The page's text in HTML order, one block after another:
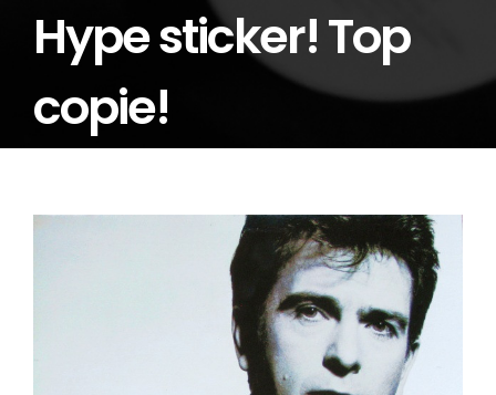
Hype sticker! Top
copie!